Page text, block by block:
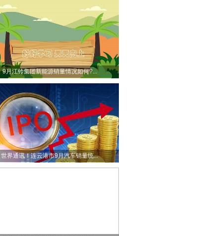
9月江铃集团新能源销量情况如何?...
世界通讯！连云港市9月汽车销量统...